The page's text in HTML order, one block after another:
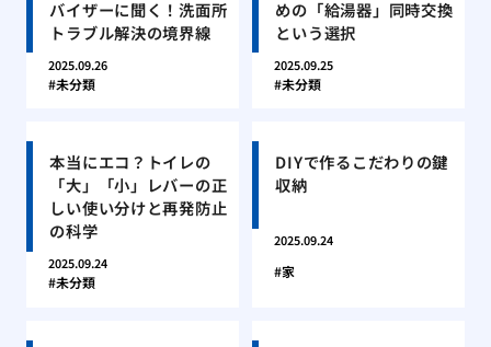
バイザーに聞く！洗面所
トラブル解決の境界線
2025.09.26
未分類
めの「給湯器」同時交換
という選択
2025.09.25
未分類
本当にエコ？トイレの
「大」「小」レバーの正
しい使い分けと再発防止
の科学
2025.09.24
未分類
DIYで作るこだわりの鍵
収納
2025.09.24
家